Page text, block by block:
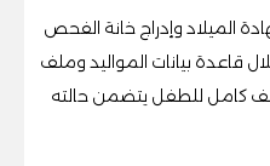
الميلاد وإدراج خانة الفحص
قاعدة بيانات المواليد وملف
كامل للطفل يتضمن حالته